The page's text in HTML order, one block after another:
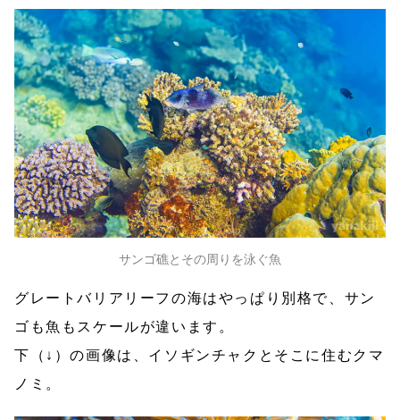
サンゴ礁とその周りを泳ぐ魚
グレートバリアリーフの海はやっぱり別格で、サン
ゴも魚もスケールが違います。
下（↓）の画像は、イソギンチャクとそこに住むクマ
ノミ。